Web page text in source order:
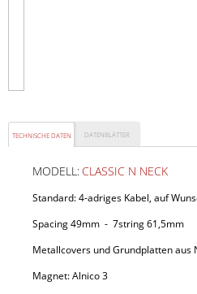
TECHNISCHE DATEN DATENBLÄTTER
MODELL: CLASSIC N NECK
Standard: 4-adriges Kabel, auf
Spacing 49mm - 7string 61,5mm
Metallcovers und Grundplatten aus
Magnet: Alnico 3
CLASSIC B BRIDGE